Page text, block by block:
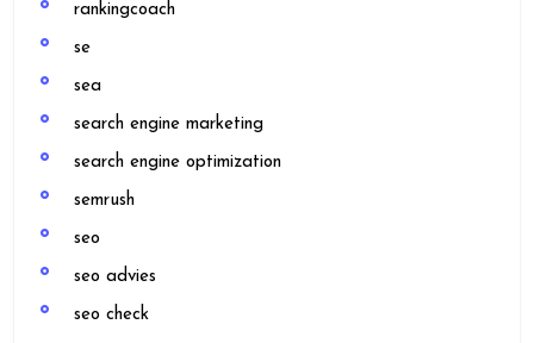
rankingcoach
se
sea
search engine marketing
search engine optimization
semrush
seo
seo advies
seo check